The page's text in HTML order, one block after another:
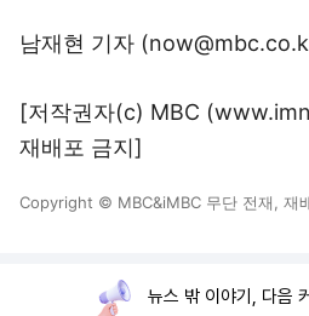
남재현 기자
[저작권자(c) MBC
재배포 금지]
Copyright © MBC&iMBC 무단 전재, 재
뉴스 밖 이야기, 다음